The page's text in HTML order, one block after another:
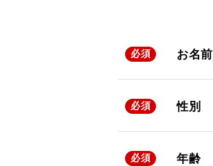
必須 お名前
必須 性別
必須 年齢